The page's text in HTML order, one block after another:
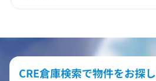
CRE倉庫検索で物件をお探